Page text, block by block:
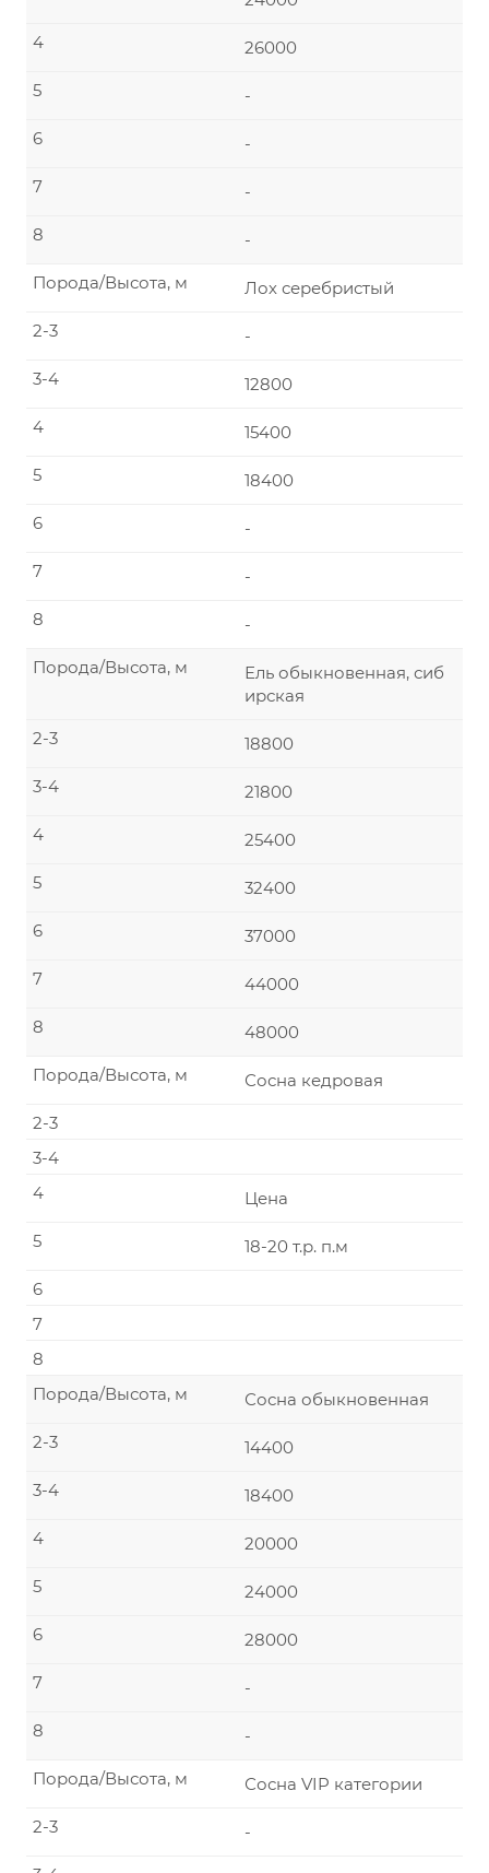
26000
4
-
5
-
6
-
7
-
8
Лох серебристый
Порода/Высота, м
-
2-3
12800
3-4
15400
4
18400
5
-
6
-
7
-
8
Ель обыкновенная, сиб
ирская
Порода/Высота, м
18800
2-3
21800
3-4
25400
4
32400
5
37000
6
44000
7
48000
8
Сосна кедровая
Порода/Высота, м
2-3
3-4
Цена
4
18-20 т.р. п.м
5
6
7
8
Сосна обыкновенная
Порода/Высота, м
14400
2-3
18400
3-4
20000
4
24000
5
28000
6
-
7
-
8
Сосна VIP категории
Порода/Высота, м
-
2-3